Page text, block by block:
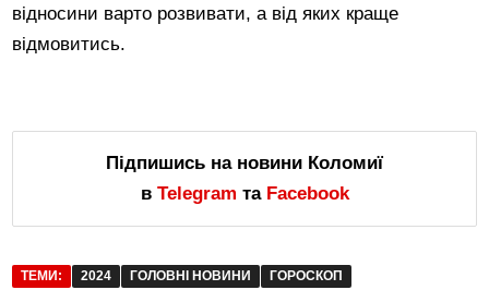
відносини варто розвивати, а від яких краще
відмовитись.
Підпишись на новини Коломиї
в Telegram та Facebook
ТЕМИ: 2024 ГОЛОВНІ НОВИНИ
ГОРОСКОП